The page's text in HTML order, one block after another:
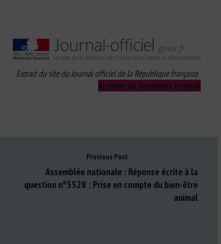
Extrait du site du Journal officiel de la République française
Accéder au document original
Previous Post
Assemblée nationale : Réponse écrite à la
question n°5528 : Prise en compte du bien-être
animal